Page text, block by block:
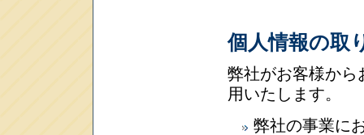
個人情報の取
弊社がお客様から
用いたします
弊社の事業に